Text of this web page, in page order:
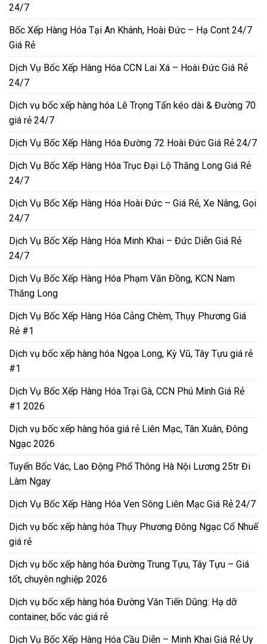
24/7
Bốc Xếp Hàng Hóa Tại An Khánh, Hoài Đức – Hạ Cont 24/7
Giá Rẻ
Dịch Vụ Bốc Xếp Hàng Hóa CCN Lai Xá – Hoài Đức Giá Rẻ
24/7
Dịch vụ bốc xếp hàng hóa Lê Trọng Tấn kéo dài & Đường 70
giá rẻ 24/7
Dịch Vụ Bốc Xếp Hàng Hóa Đường 72 Hoài Đức Giá Rẻ 24/7
Dịch Vụ Bốc Xếp Hàng Hóa Trục Đại Lộ Thăng Long Giá Rẻ
24/7
Dịch Vụ Bốc Xếp Hàng Hóa Hoài Đức – Giá Rẻ, Xe Nâng, Gọi
24/7
Dịch Vụ Bốc Xếp Hàng Hóa Minh Khai – Đức Diễn Giá Rẻ
24/7
Dịch Vụ Bốc Xếp Hàng Hóa Phạm Văn Đồng, KCN Nam
Thăng Long
Dịch Vụ Bốc Xếp Hàng Hóa Cảng Chèm, Thụy Phương Giá
Rẻ #1
Dịch vụ bốc xếp hàng hóa Ngọa Long, Kỳ Vũ, Tây Tựu giá rẻ
#1
Dịch Vụ Bốc Xếp Hàng Hóa Trại Gà, CCN Phú Minh Giá Rẻ
#1 2026
Dịch vụ bốc xếp hàng hóa giá rẻ Liên Mạc, Tân Xuân, Đông
Ngạc 2026
Tuyển Bốc Vác, Lao Động Phổ Thông Hà Nội Lương 25tr Đi
Làm Ngay
Dịch Vụ Bốc Xếp Hàng Hóa Ven Sông Liên Mạc Giá Rẻ 24/7
Dịch vụ bốc xếp hàng hóa Thụy Phương Đông Ngạc Cổ Nhuế
giá rẻ
Dịch vụ bốc xếp hàng hóa Đường Trung Tựu, Tây Tựu – Giá
tốt, chuyên nghiệp 2026
Dịch vụ bốc xếp hàng hóa Đường Văn Tiến Dũng: Hạ dỡ
container, bốc vác giá rẻ
Dịch Vụ Bốc Xếp Hàng Hóa Cầu Diễn – Minh Khai Giá Rẻ Uy